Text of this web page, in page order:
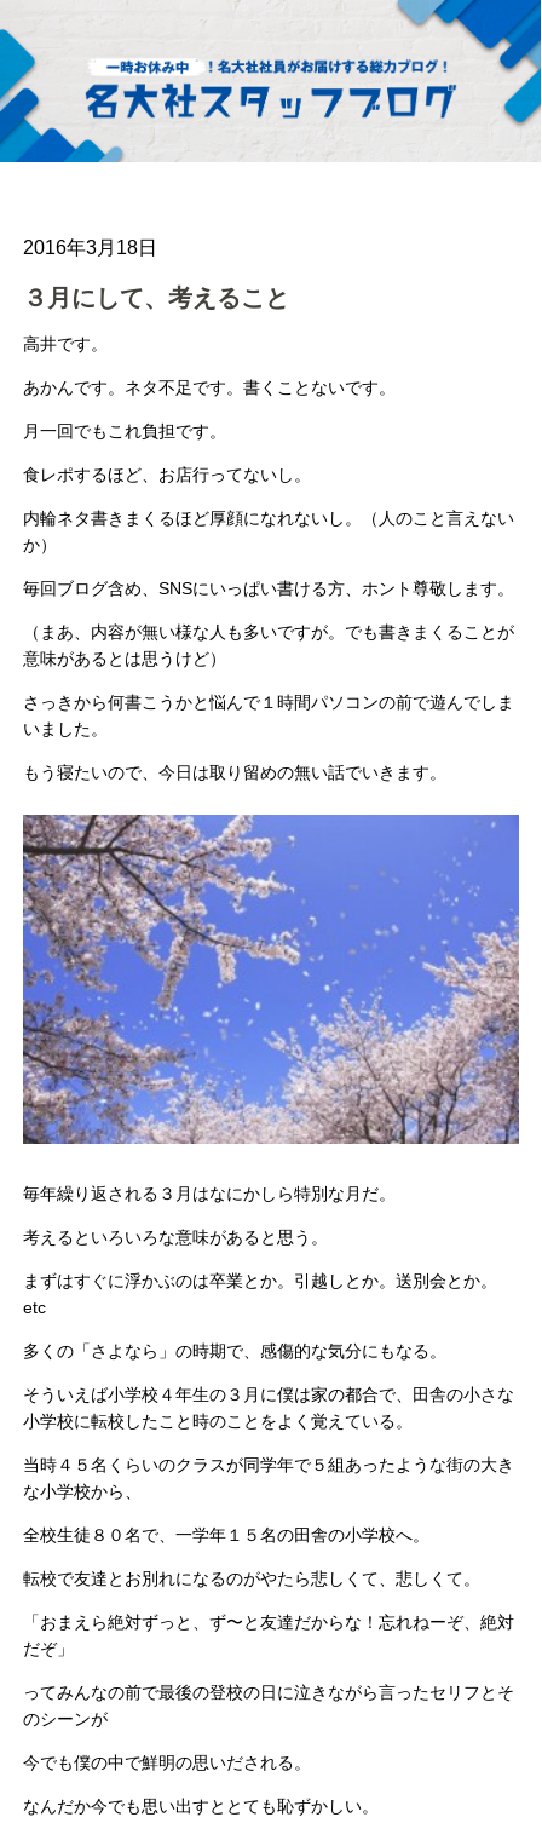
2016年3月18日
３月にして、考えること
高井です。
あかんです。ネタ不足です。書くことないです。
月一回でもこれ負担です。
食レポするほど、お店行ってないし。
内輪ネタ書きまくるほど厚顔になれないし。（人のこと言えない
か）
毎回ブログ含め、SNSにいっぱい書ける方、ホント尊敬します。
（まあ、内容が無い様な人も多いですが。でも書きまくることが
意味があるとは思うけど）
さっきから何書こうかと悩んで１時間パソコンの前で遊んでしま
いました。
もう寝たいので、今日は取り留めの無い話でいきます。
毎年繰り返される３月はなにかしら特別な月だ。
考えるといろいろな意味があると思う。
まずはすぐに浮かぶのは卒業とか。引越しとか。送別会とか。
etc
多くの「さよなら」の時期で、感傷的な気分にもなる。
そういえば小学校４年生の３月に僕は家の都合で、田舎の小さな
小学校に転校したこと時のことをよく覚えている。
当時４５名くらいのクラスが同学年で５組あったような街の大き
な小学校から、
全校生徒８０名で、一学年１５名の田舎の小学校へ。
転校で友達とお別れになるのがやたら悲しくて、悲しくて。
「おまえら絶対ずっと、ず〜と友達だからな！忘れねーぞ、絶対
だぞ」
ってみんなの前で最後の登校の日に泣きながら言ったセリフとそ
のシーンが
今でも僕の中で鮮明の思いだされる。
なんだか今でも思い出すととても恥ずかしい。